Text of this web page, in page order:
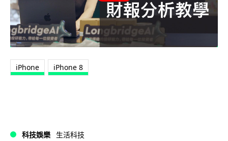
iPhone iPhone 8
科技娛樂 生活科技